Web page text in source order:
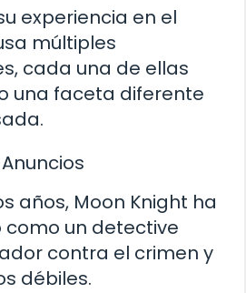
experiencia en el
múltiples
cada una de ellas
una faceta diferente
Anuncios
años, Moon Knight ha
un detective
contra el crimen y
débiles.